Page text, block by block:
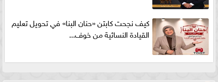
كيف نجحت كابتن «حنان البنا» في تحويل تعليم
القيادة النسائية من خوف...